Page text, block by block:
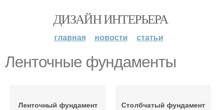
ДИЗАЙН ИНТЕРЬЕРА
главная новости статьи
Ленточные фундаменты
Ленточный фундамент Столбчатый фундамент